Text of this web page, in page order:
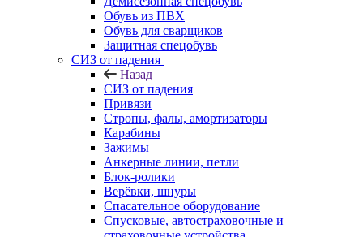
Обувь из ПВХ
Обувь для сварщиков
Защитная спецобувь
СИЗ от падения
Назад
СИЗ от падения
Привязи
Стропы, фалы, амортизаторы
Карабины
Зажимы
Анкерные линии, петли
Блок-ролики
Верёвки, шнуры
Спасательное оборудование
Спусковые, автостраховочные и